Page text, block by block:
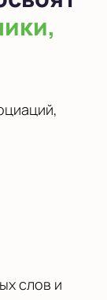
слов и